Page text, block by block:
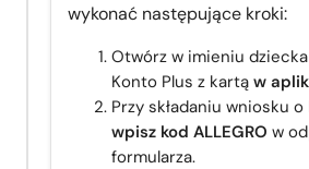
wykonać następujące kroki:
Otwórz w imieniu
Konto Plus z kartą w
Przy składaniu wniosku
wpisz kod ALLEGRO w
formularza.